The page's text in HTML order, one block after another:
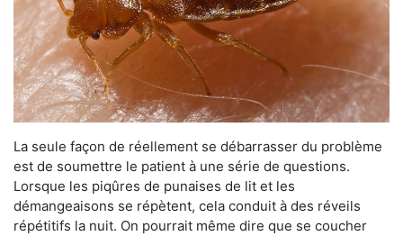
La seule façon de réellement se débarrasser du problème
est de soumettre le patient à une série de questions.
Lorsque les piqûres de punaises de lit et les
démangeaisons se répètent, cela conduit à des réveils
répétitifs la nuit. On pourrait même dire que se coucher